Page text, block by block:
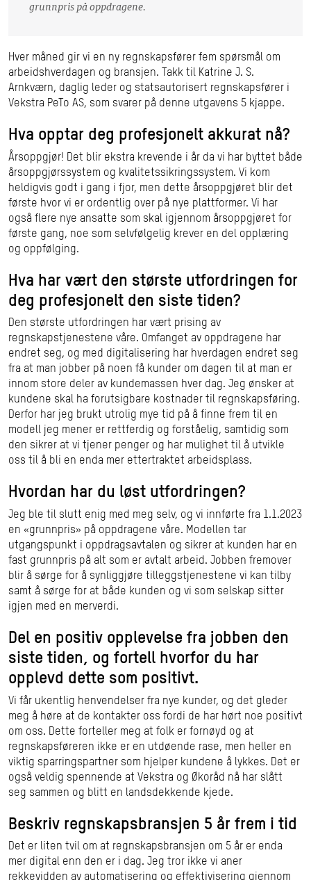
grunnpris på oppdragene.
Hver måned gir vi en ny regnskapsfører fem spørsmål om
arbeidshverdagen og bransjen. Takk til Katrine J. S.
Arnkværn, daglig leder og statsautorisert regnskapsfører i
Vekstra PeTo AS, som svarer på denne utgavens 5 kjappe.
Hva opptar deg profesjonelt akkurat nå?
Årsoppgjør! Det blir ekstra krevende i år da vi har byttet både
årsoppgjørssystem og kvalitetssikringssystem. Vi kom
heldigvis godt i gang i fjor, men dette årsoppgjøret blir det
første hvor vi er ordentlig over på nye plattformer. Vi har
også flere nye ansatte som skal igjennom årsoppgjøret for
første gang, noe som selvfølgelig krever en del opplæring
og oppfølging.
Hva har vært den største utfordringen for
deg profesjonelt den siste tiden?
Den største utfordringen har vært prising av
regnskapstjenestene våre. Omfanget av oppdragene har
endret seg, og med digitalisering har hverdagen endret seg
fra at man jobber på noen få kunder om dagen til at man er
innom store deler av kundemassen hver dag. Jeg ønsker at
kundene skal ha forutsigbare kostnader til regnskapsføring.
Derfor har jeg brukt utrolig mye tid på å finne frem til en
modell jeg mener er rettferdig og forståelig, samtidig som
den sikrer at vi tjener penger og har mulighet til å utvikle
oss til å bli en enda mer ettertraktet arbeidsplass.
Hvordan har du løst utfordringen?
Jeg ble til slutt enig med meg selv, og vi innførte fra 1.1.2023
en «grunnpris» på oppdragene våre. Modellen tar
utgangspunkt i oppdragsavtalen og sikrer at kunden har en
fast grunnpris på alt som er avtalt arbeid. Jobben fremover
blir å sørge for å synliggjøre tilleggstjenestene vi kan tilby
samt å sørge for at både kunden og vi som selskap sitter
igjen med en merverdi.
Del en positiv opplevelse fra jobben den
siste tiden, og fortell hvorfor du har
opplevd dette som positivt.
Vi får ukentlig henvendelser fra nye kunder, og det gleder
meg å høre at de kontakter oss fordi de har hørt noe positivt
om oss. Dette forteller meg at folk er fornøyd og at
regnskapsføreren ikke er en utdøende rase, men heller en
viktig sparringspartner som hjelper kundene å lykkes. Det er
også veldig spennende at Vekstra og Økoråd nå har slått
seg sammen og blitt en landsdekkende kjede.
Beskriv regnskapsbransjen 5 år frem i tid
Det er liten tvil om at regnskapsbransjen om 5 år er enda
mer digital enn den er i dag. Jeg tror ikke vi aner
rekkevidden av automatisering og effektivisering gjennom